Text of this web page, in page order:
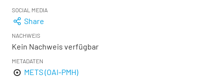
SOCIAL MEDIA
Share
NACHWEIS
Kein Nachweis verfügbar
METADATEN
METS (OAI-PMH)